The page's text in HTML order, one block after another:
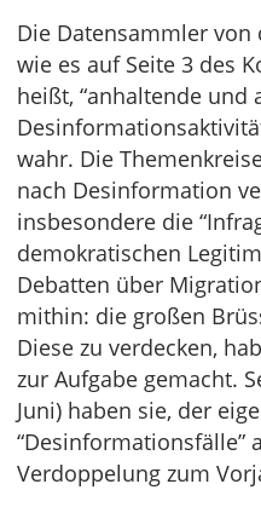
Die Datensammler von
wie es auf Seite 3 des
heißt, “anhaltende und
wahr. Die
nach Desinformation
insbesondere die
demokratischen
Debatten über
mithin: die großen
Diese zu verdecken,
zur Aufgabe gemacht.
Juni) haben sie, der
“Desinformationsfälle”
Verdoppelung zum